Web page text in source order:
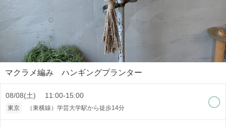
マクラメ編み ハンギングプランター
08/08(土) 11:00-15:00
東京 （東横線）学芸大学駅から徒歩14分